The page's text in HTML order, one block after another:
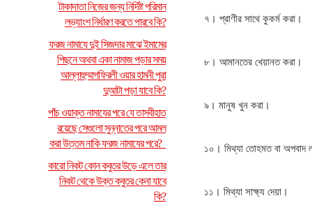
টাকাদাতা নিজের জন্য নির্দিষ্ট পরিমান
লভ্যাংশ নির্ধারণ করতে পারবে কি?
ফরজ নামাযে দুই সিজদার মাঝে ইমামের
পিছনে অথবা একা নামাজ পড়ার সময়
আল্লাহুম্মাগফিরলী ওয়ার হামনী পুরা
দুআটা পড়া যাবে কি?
পাঁচ ওয়াক্ত নামাযের পরে যে তাসবীহাত
রয়েছে সেগুলো সুন্নাতের পরে আমল
করা উত্তম নাকি ফরজ নামাযের পরে?
কারো নিকট কোন কবুতর উড়ে এলে তার
নিকট থেকে উক্ত কবুতর কেনা যাবে
কি?
৭। প্রাণীর সাথে কুকর্ম করা।
৮। আমানতের খেয়ানত করা।
৯। মানুষ খুন করা।
১০। মিথ্যা তোহমত বা অপবাদ
১১। মিথ্যা সাক্ষ্য দেয়া।